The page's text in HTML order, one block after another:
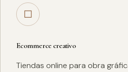
□
Ecommerce creativo
Tiendas online para obra